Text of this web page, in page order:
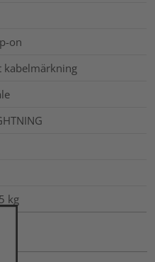
on
kabelmärkning
kg